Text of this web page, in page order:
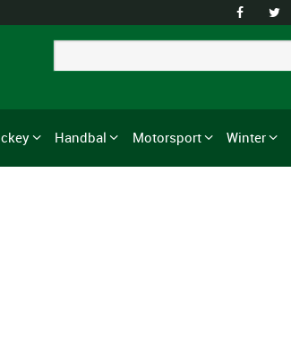
 
Handbal Motorsport Winter